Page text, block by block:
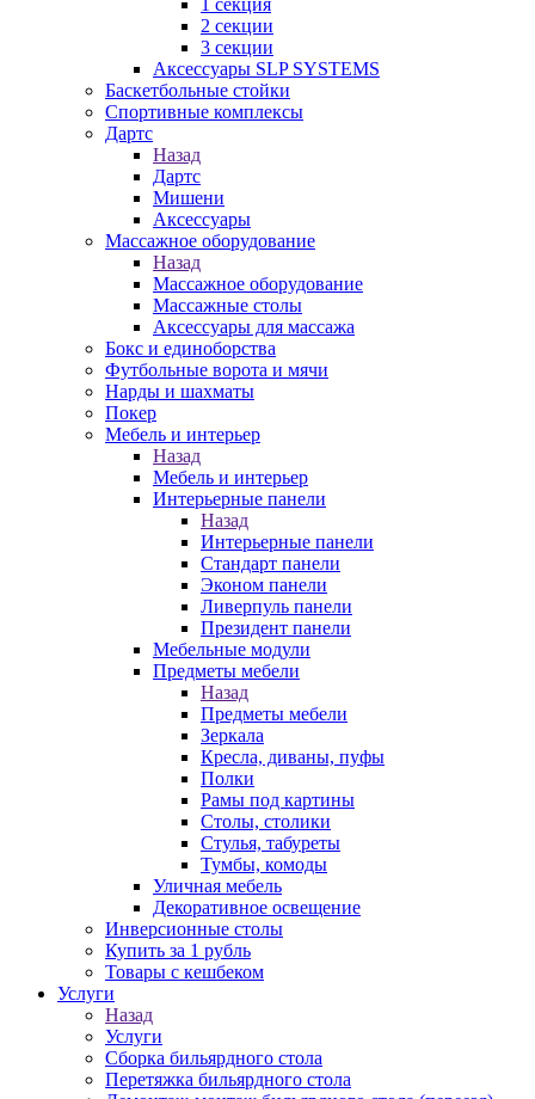
1 секция
2 секции
3 секции
Аксессуары SLP SYSTEMS
Баскетбольные стойки
Спортивные комплексы
Дартс
Назад
Дартс
Мишени
Аксессуары
Массажное оборудование
Назад
Массажное оборудование
Массажные столы
Аксессуары для массажа
Бокс и единоборства
Футбольные ворота и мячи
Нарды и шахматы
Покер
Мебель и интерьер
Назад
Мебель и интерьер
Интерьерные панели
Назад
Интерьерные панели
Стандарт панели
Эконом панели
Ливерпуль панели
Президент панели
Мебельные модули
Предметы мебели
Назад
Предметы мебели
Зеркала
Кресла, диваны, пуфы
Полки
Рамы под картины
Столы, столики
Стулья, табуреты
Тумбы, комоды
Уличная мебель
Декоративное освещение
Инверсионные столы
Купить за 1 рубль
Товары с кешбеком
Услуги
Назад
Услуги
Сборка бильярдного стола
Перетяжка бильярдного стола